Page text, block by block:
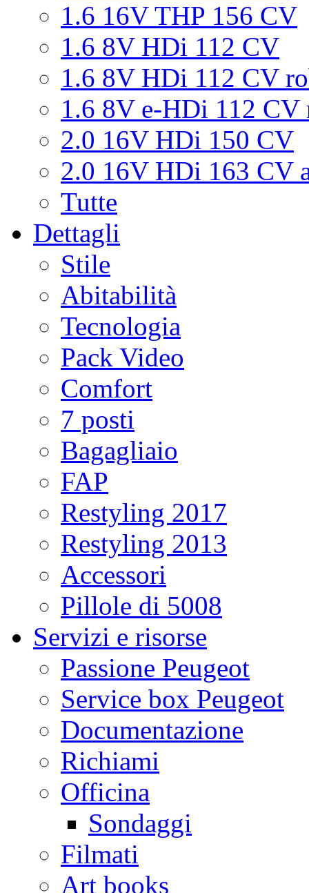
1.6 16V THP 156 CV
1.6 8V HDi 112 CV
1.6 8V HDi 112 CV
1.6 8V e-HDi 112 CV
2.0 16V HDi 150 CV
2.0 16V HDi 163 CV
Tutte
Dettagli
Stile
Abitabilità
Tecnologia
Pack Video
Comfort
7 posti
Bagagliaio
FAP
Restyling 2017
Restyling 2013
Accessori
Pillole di 5008
Servizi e risorse
Passione Peugeot
Service box Peugeot
Documentazione
Richiami
Officina
Sondaggi
Filmati
Art books